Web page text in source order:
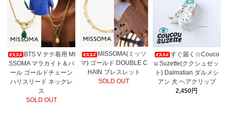
BTS V テテ着用 MI
SSOMA マラカイト＆パ
ール ゴールドチェーン
ハリスリード ネックレ
ス
SOLD OUT
MISSOMA(ミッソ
マ) ゴールド DOUBLE C
HAIN ブレスレット
SOLD OUT
すぐ届く☆Couco
u Suzette(ククシュゼッ
ト) Dalmatian ダルメシ
アン 犬 ヘアクリップ
2,450円